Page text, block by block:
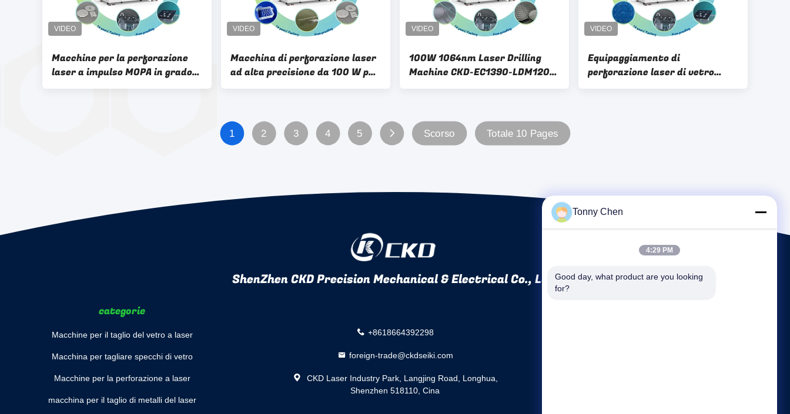
Macchine per la perforazione
laser a impulso MOPA in grado
di ripetere frequenze da 1 a
Macchina di perforazione laser
ad alta precisione da 100 W per
vetro ottico
100W 1064nm Laser Drilling
Machine CKD-EC1390-LDM120
con frequenza di ripetizione 1-
Equipaggiamento di
perforazione laser di vetro
compatto con punto luminoso
1 2 3 4 5 Scorso Totale 10 Pages
ShenZhen CKD Precision Mechanical & Electrical Co., Ltd.
categorie
Macchine per il taglio del vetro a laser
Macchina per tagliare specchi di vetro
Macchine per la perforazione a laser
macchina per il taglio di metalli del laser
+8618664392298
foreign-trade@ckdseiki.com
CKD Laser Industry Park, Langjing Road, Longhua,
Shenzhen 518110, Cina
Tonny Chen
4:29 PM
Good day, what product are you looking
for?